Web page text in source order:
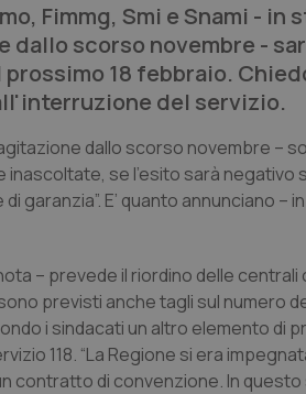
Fimmg, Smi e Snami - in
dallo scorso novembre -
prossimo 18 febbraio.
del servizio.
dallo scorso novembre –
se l’esito sarà negativo
E’ quanto annunciano –
– prevede il riordino delle centrali
previsti anche tagli sul numero
i sindacati un altro elemento di
118. “La Regione si era
contratto di convenzione. In